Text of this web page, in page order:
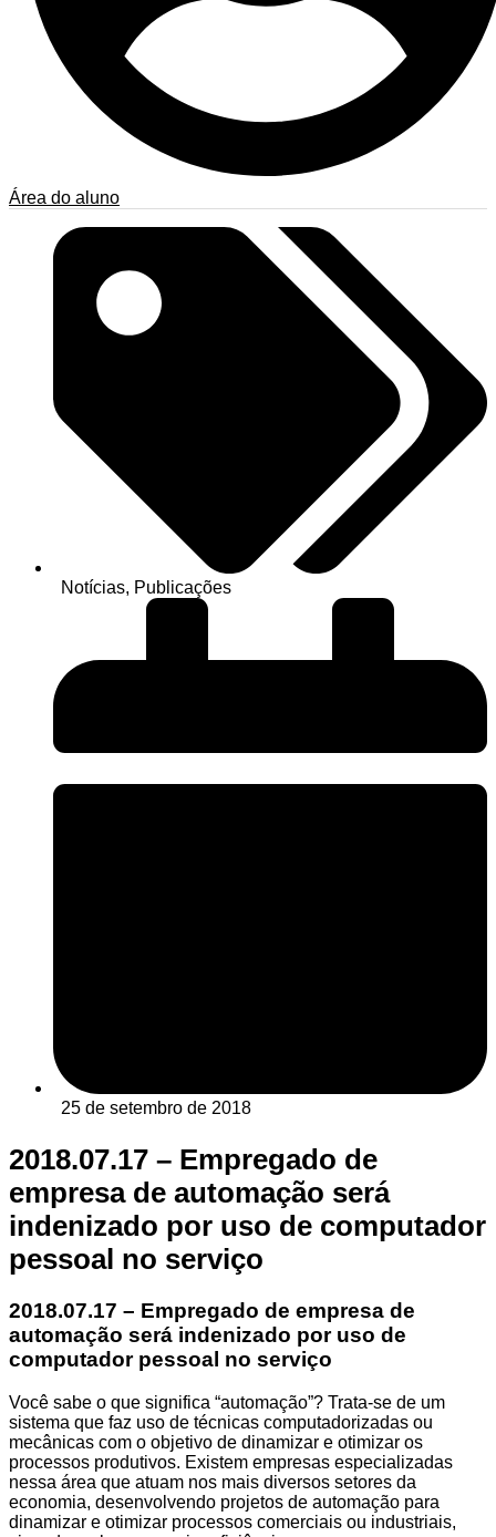
Área do aluno
Notícias, Publicações
25 de setembro de 2018
2018.07.17 – Empregado de
empresa de automação será
indenizado por uso de computador
pessoal no serviço
2018.07.17 – Empregado de empresa de
automação será indenizado por uso de
computador pessoal no serviço
Você sabe o que significa “automação”? Trata-se de um
sistema que faz uso de técnicas computadorizadas ou
mecânicas com o objetivo de dinamizar e otimizar os
processos produtivos. Existem empresas especializadas
nessa área que atuam nos mais diversos setores da
economia, desenvolvendo projetos de automação para
dinamizar e otimizar processos comerciais ou industriais,